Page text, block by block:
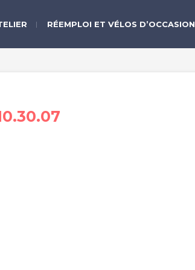
RÉEMPLOI ET VÉLOS D’OCCASION